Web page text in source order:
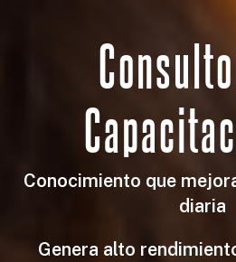
Conocimiento que
diaria
Genera alto